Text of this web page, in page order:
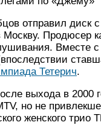
отправил диск
Продюсер
Вместе
Тетерич.
выхода в 2000
но не
женского трио